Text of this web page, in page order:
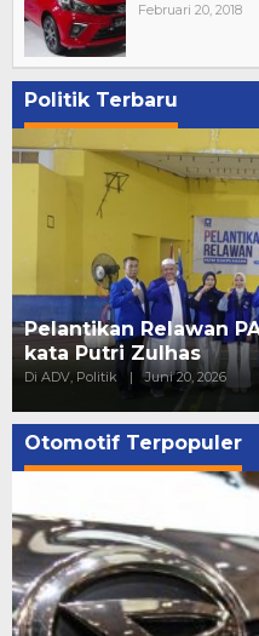
Februari 20, 2018
Politik Terbaru
Pelantikan Relawan
kata Putri Zulhas
Di ADV, Politik | Juni 20, 2026
Otomotif Terpopuler